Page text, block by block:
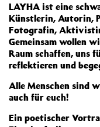
LAYHA ist eine
Künstlerin, Autorin,
Fotografin,
Gemeinsam wollen
Raum schaffen, uns
reflektieren und
Alle Menschen sind
auch für euch!
Ein poetischer